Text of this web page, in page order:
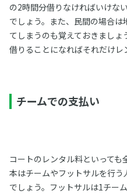
の2時間分借りなければいけな
でしょう。また、民間の場合
てしまうのも覚えておきまし
借りることになればそれだけレ
チームでの支払い
コートのレンタル料といって
本はチームやフットサルを行
でしょう。フットサルは1チー